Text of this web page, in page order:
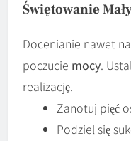
Świętowanie
Docenianie nawet
poczucie mocy.
realizację.
Zanotuj pięć
Podziel się